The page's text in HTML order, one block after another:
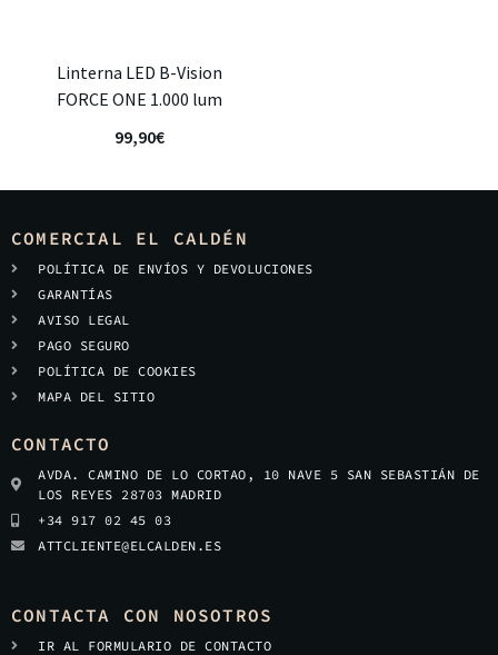
Linterna LED B-Vision
FORCE ONE 1.000 lum
99,90€
COMERCIAL EL CALDÉN
POLÍTICA DE ENVÍOS Y DEVOLUCIONES
GARANTÍAS
AVISO LEGAL
PAGO SEGURO
POLÍTICA DE COOKIES
MAPA DEL SITIO
CONTACTO
AVDA. CAMINO DE LO CORTAO, 10 NAVE 5 SAN SEBASTIÁN DE
LOS REYES 28703 MADRID
+34 917 02 45 03
ATTCLIENTE@ELCALDEN.ES
CONTACTA CON NOSOTROS
IR AL FORMULARIO DE CONTACTO